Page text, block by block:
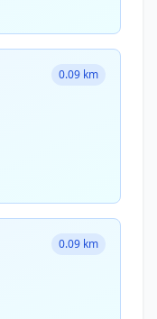
0.09 km
0.09 km